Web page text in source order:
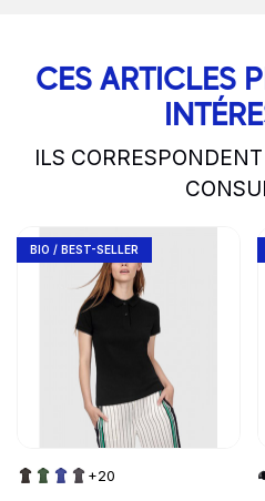
CES ARTICLES
ILS
slide1 to 2of 5
BIO / BEST-SELLER
+20
Go to product page